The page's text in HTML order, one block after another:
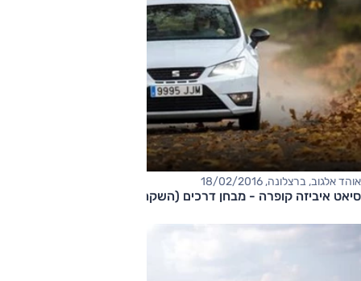
אוהד אלגוב, ברצלונה, 18/02/2016
סיאט איביזה קופרה - מבחן דרכים (השקה)